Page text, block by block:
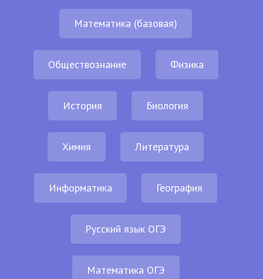
Математика (базовая)
Обществознание Физика
История Биология
Химия Литература
Информатика География
Русский язык ОГЭ
Математика ОГЭ